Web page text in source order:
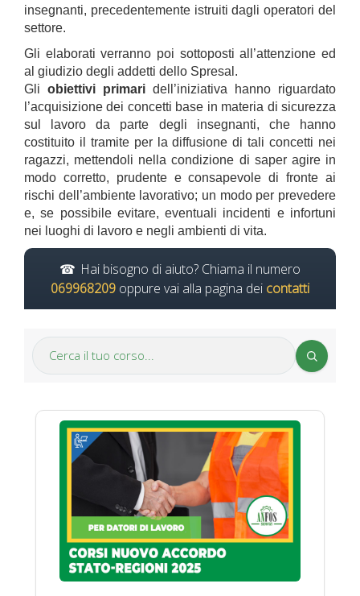
insegnanti, precedentemente istruiti dagli operatori del
settore.
Gli elaborati verranno poi sottoposti all’attenzione ed
al giudizio degli addetti dello Spresal.
Gli obiettivi primari dell’iniziativa hanno riguardato
l’acquisizione dei concetti base in materia di sicurezza
sul lavoro da parte degli insegnanti, che hanno
costituito il tramite per la diffusione di tali concetti nei
ragazzi, mettendoli nella condizione di saper agire in
modo corretto, prudente e consapevole di fronte ai
rischi dell’ambiente lavorativo; un modo per prevedere
e, se possibile evitare, eventuali incidenti e infortuni
nei luoghi di lavoro e negli ambienti di vita.
Hai bisogno di aiuto? Chiama il numero
069968209 oppure vai alla pagina dei contatti